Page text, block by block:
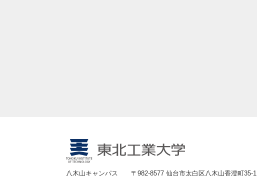
八木山キャンパス 〒982-8577 仙台市太白区八木山香澄町35-1